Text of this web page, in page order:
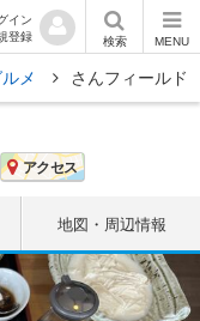
イン
登録
検索 MENU
メ さんフィールド
アクセス
地図・周辺情報